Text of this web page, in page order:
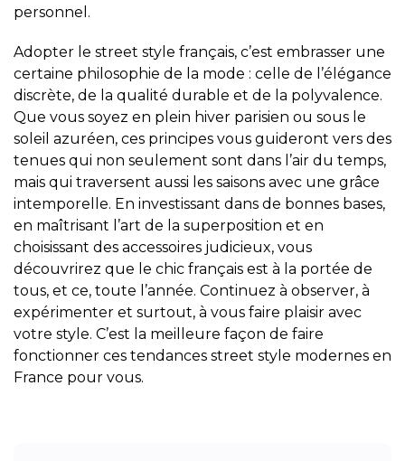
personnel.
Adopter le street style français, c’est embrasser une
certaine philosophie de la mode : celle de l’élégance
discrète, de la qualité durable et de la polyvalence.
Que vous soyez en plein hiver parisien ou sous le
soleil azuréen, ces principes vous guideront vers des
tenues qui non seulement sont dans l’air du temps,
mais qui traversent aussi les saisons avec une grâce
intemporelle. En investissant dans de bonnes bases,
en maîtrisant l’art de la superposition et en
choisissant des accessoires judicieux, vous
découvrirez que le chic français est à la portée de
tous, et ce, toute l’année. Continuez à observer, à
expérimenter et surtout, à vous faire plaisir avec
votre style. C’est la meilleure façon de faire
fonctionner ces tendances street style modernes en
France pour vous.